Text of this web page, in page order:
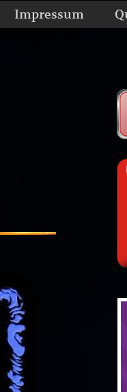
Impressum